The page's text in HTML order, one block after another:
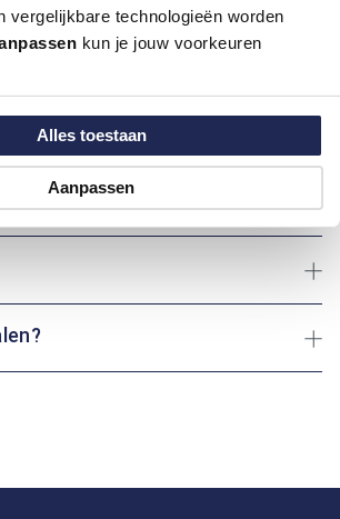
vergelijkbare technologieën worden
kun je jouw voorkeuren
Alles toestaan
Aanpassen
42
Fit
Uni motief